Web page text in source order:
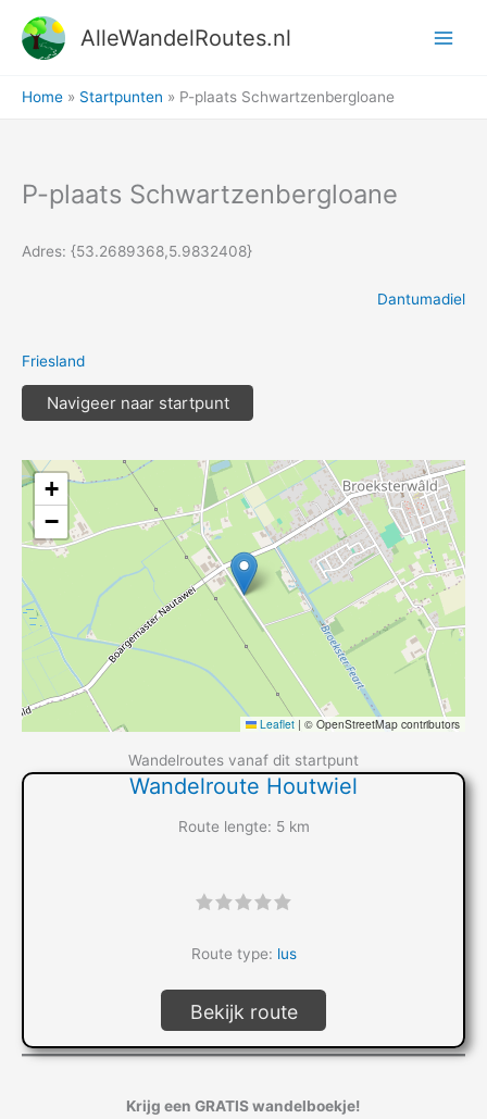
naar
AlleWandelRoutes.nl
Home Startpunten P-plaats Schwartzenbergloane
P-plaats Schwartzenbergloane
Adres: {53.2689368,5.9832408}
Dantumadiel
Friesland
Navigeer naar startpunt
+
−
Leaflet | © OpenStreetMap contributors
Wandelroutes vanaf dit startpunt
Wandelroute Houtwiel
Route lengte: 5 km
Route type: lus
Bekijk route
Krijg een GRATIS wandelboekje!